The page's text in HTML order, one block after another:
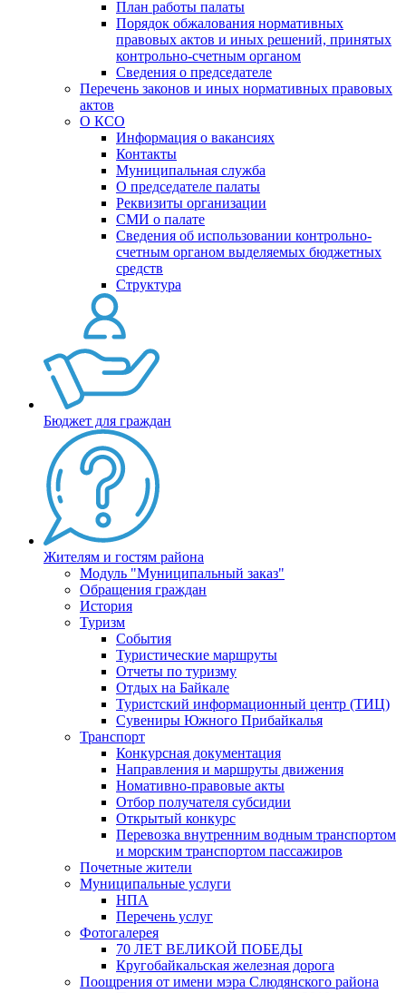
План работы палаты
Порядок обжалования нормативных
правовых актов и иных решений, принятых
контрольно-счетным органом
Сведения о председателе
Перечень законов и иных нормативных правовых
актов
О КСО
Информация о вакансиях
Контакты
Муниципальная служба
О председателе палаты
Реквизиты организации
СМИ о палате
Сведения об использовании контрольно-
счетным органом выделяемых бюджетных
средств
Структура
Бюджет для граждан
Жителям и гостям района
Модуль "Муниципальный заказ"
Обращения граждан
История
Туризм
События
Туристические маршруты
Отчеты по туризму
Отдых на Байкале
Туристский информационный центр (ТИЦ)
Сувениры Южного Прибайкалья
Транспорт
Конкурсная документация
Направления и маршруты движения
Номативно-правовые акты
Отбор получателя субсидии
Открытый конкурс
Перевозка внутренним водным транспортом
и морским транспортом пассажиров
Почетные жители
Муниципальные услуги
НПА
Перечень услуг
Фотогалерея
70 ЛЕТ ВЕЛИКОЙ ПОБЕДЫ
Кругобайкальская железная дорога
Поощрения от имени мэра Слюдянского района